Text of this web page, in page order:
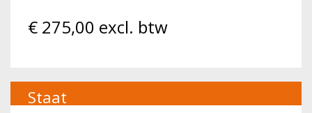
€ 275,00 excl. btw
Staat